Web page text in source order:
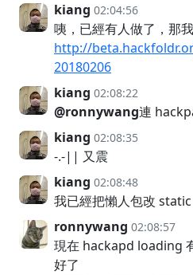
kiang 02:04:56
咦，已經有人做了，那
http://
20180206
kiang 02:08:22
@ronnywang連
kiang 02:08:35
-.-|| 又震
kiang 02:08:48
我已經把懶人包改
ronnywang 02:08:57
現在 hackapd loading
好了